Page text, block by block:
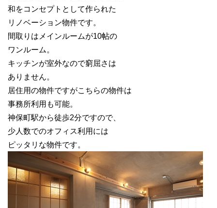
和をコンセプトとして作られた
リノベーション物件です。
間取りはメインルームが10帖の
ワンルーム。
キッチンが室外なので窮屈さは
ありません。
居住用の物件ですがこちらの物件は
事務所利用も可能。
神保町駅から徒歩2分ですので、
少人数でのオフィス利用には
ピッタリな物件です。